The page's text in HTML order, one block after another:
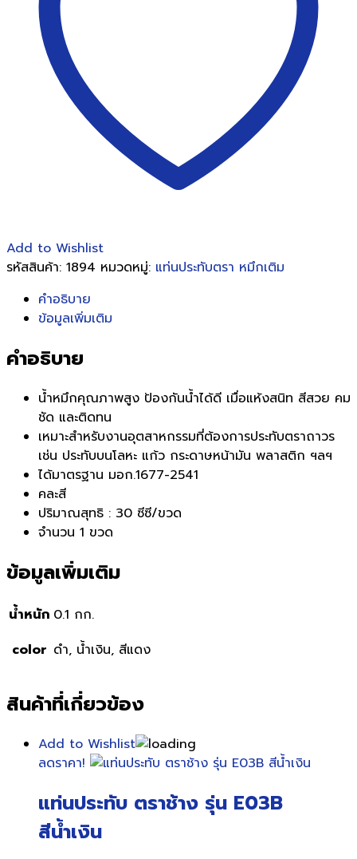
Add to Wishlist
รหัสสินค้า: 1894 หมวดหมู่: แท่นประทับตรา หมึกเติม
คำอธิบาย
ข้อมูลเพิ่มเติม
คำอธิบาย
น้ำหมึกคุณภาพสูง ป้องกันน้ำได้ดี เมื่อแห้งสนิท สีสวย คม
ชัด และติดทน
เหมาะสำหรับงานอุตสาหกรรมที่ต้องการประทับตราถาวร
เช่น ประทับบนโลหะ แก้ว กระดาษหน้ามัน พลาสติก ฯลฯ
ได้มาตรฐาน มอก.1677-2541
คละสี
ปริมาณสุทธิ : 30 ซีซี/ขวด
จำนวน 1 ขวด
ข้อมูลเพิ่มเติม
น้ำหนัก 0.1 กก.
color ดำ, น้ำเงิน, สีแดง
สินค้าที่เกี่ยวข้อง
Add to Wishlist
ลดราคา!
แท่นประทับ ตราช้าง รุ่น E03B
สีน้ำเงิน